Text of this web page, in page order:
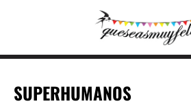
SUPERHUMANOS